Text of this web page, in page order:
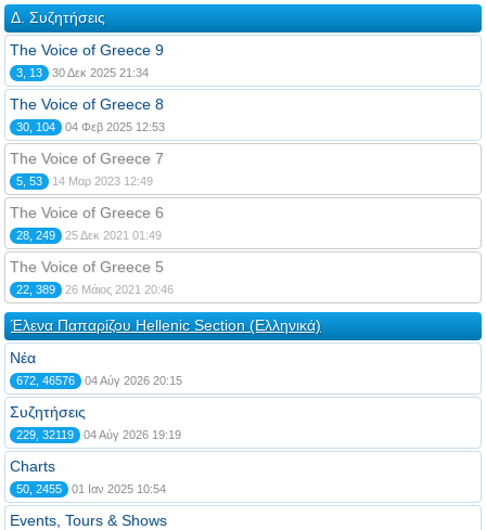
Δ. Συζητήσεις
The Voice of Greece 9
3, 13 30 Δεκ 2025 21:34
The Voice of Greece 8
30, 104 04 Φεβ 2025 12:53
The Voice of Greece 7
5, 53 14 Μαρ 2023 12:49
The Voice of Greece 6
28, 249 25 Δεκ 2021 01:49
The Voice of Greece 5
22, 389 26 Μάιος 2021 20:46
Έλενα Παπαρίζου Hellenic Section (Ελληνικά)
Νέα
672, 46576 04 Αύγ 2026 20:15
Συζητήσεις
229, 32119 04 Αύγ 2026 19:19
Charts
50, 2455 01 Ιαν 2025 10:54
Events, Tours & Shows